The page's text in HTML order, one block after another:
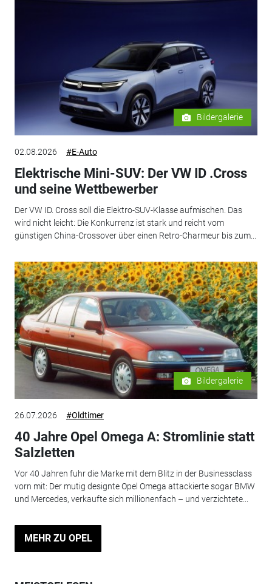
Bildergalerie
02.08.2026 #E-Auto
Elektrische Mini-SUV: Der VW ID .Cross
und seine Wettbewerber
Der VW ID. Cross soll die Elektro-SUV-Klasse aufmischen. Das
wird nicht leicht: Die Konkurrenz ist stark und reicht vom
günstigen China-Crossover über einen Retro-Charmeur bis zum...
Bildergalerie
26.07.2026 #Oldtimer
40 Jahre Opel Omega A: Stromlinie statt
Salzletten
Vor 40 Jahren fuhr die Marke mit dem Blitz in der Businessclass
vorn mit: Der mutig designte Opel Omega attackierte sogar BMW
und Mercedes, verkaufte sich millionenfach – und verzichtete...
MEHR ZU OPEL